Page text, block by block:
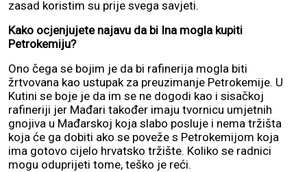
zasad koristim su prije svega savjeti.
Kako ocjenjujete najavu da bi Ina mogla kupiti
Petrokemiju?
Ono čega se bojim je da bi rafinerija mogla biti
žrtvovana kao ustupak za preuzimanje Petrokemije. U
Kutini se boje je da im se ne dogodi kao i sisačkoj
rafineriji jer Mađari također imaju tvornicu umjetnih
gnojiva u Mađarskoj koja slabo posluje i nema tržišta
koja će ga dobiti ako se poveže s Petrokemijom koja
ima gotovo cijelo hrvatsko tržište. Koliko se radnici
mogu oduprijeti tome, teško je reći.